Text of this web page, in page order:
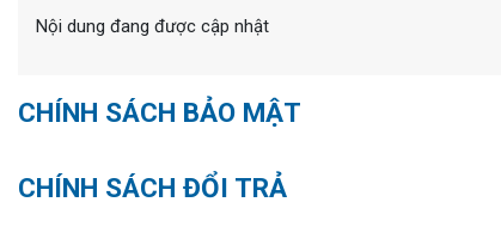
Nội dung đang được cập nhật
CHÍNH SÁCH BẢO MẬT
CHÍNH SÁCH ĐỔI TRẢ